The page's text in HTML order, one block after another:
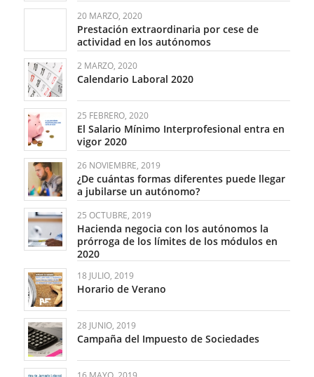
20 MARZO, 2020
Prestación extraordinaria por cese de
actividad en los autónomos
2 MARZO, 2020
Calendario Laboral 2020
25 FEBRERO, 2020
El Salario Mínimo Interprofesional entra en
vigor 2020
26 NOVIEMBRE, 2019
¿De cuántas formas diferentes puede llegar
a jubilarse un autónomo?
25 OCTUBRE, 2019
Hacienda negocia con los autónomos la
prórroga de los límites de los módulos en
2020
18 JULIO, 2019
Horario de Verano
28 JUNIO, 2019
Campaña del Impuesto de Sociedades